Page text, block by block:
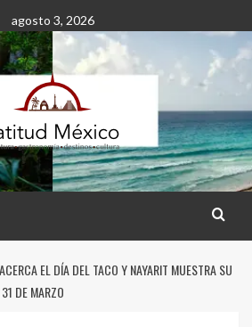
agosto 3, 2026
EL DÍA DEL TACO Y NAYARIT MUESTRA SU
DE MARZO